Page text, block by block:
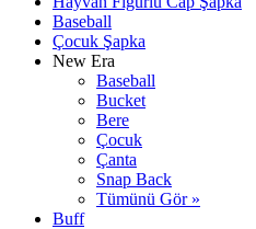
Baseball
Çocuk Şapka
New Era
Baseball
Bucket
Bere
Çocuk
Çanta
Snap Back
Tümünü Gör »
Buff